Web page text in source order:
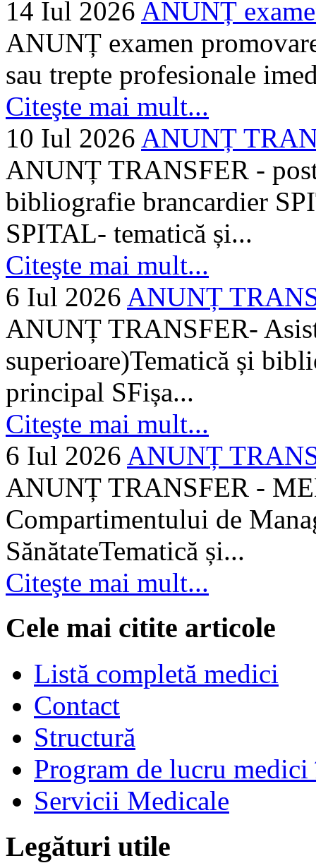
14 Iul 2026 ANUNȚ
ANUNȚ examen
sau trepte profesionale
Citeşte mai mult...
10 Iul 2026 ANUNȚ
ANUNȚ TRANSFER -
bibliografie brancardier
SPITAL- tematică și...
Citeşte mai mult...
6 Iul 2026 ANUNȚ
ANUNȚ TRANSFER-
superioare)Tematică și
principal SFișa...
Citeşte mai mult...
6 Iul 2026 ANUNȚ
ANUNȚ TRANSFER -
Compartimentului de
SănătateTematică și...
Citeşte mai mult...
Cele mai citite articole
Listă completă medici
Contact
Structură
Program de lucru
Servicii Medicale
Legături utile